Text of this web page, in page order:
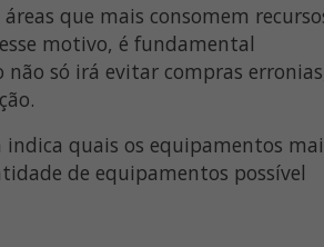
que mais consomem
motivo, é fundamental
só irá evitar compras
quais os equipamentos
de equipamentos possível